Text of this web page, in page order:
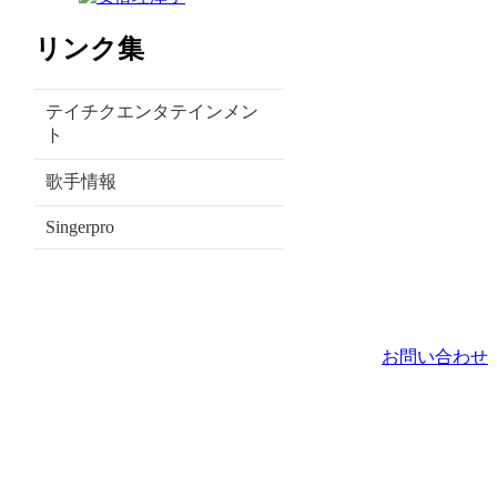
リンク集
テイチクエンタテインメン
ト
歌手情報
Singerpro
お問い合わせ